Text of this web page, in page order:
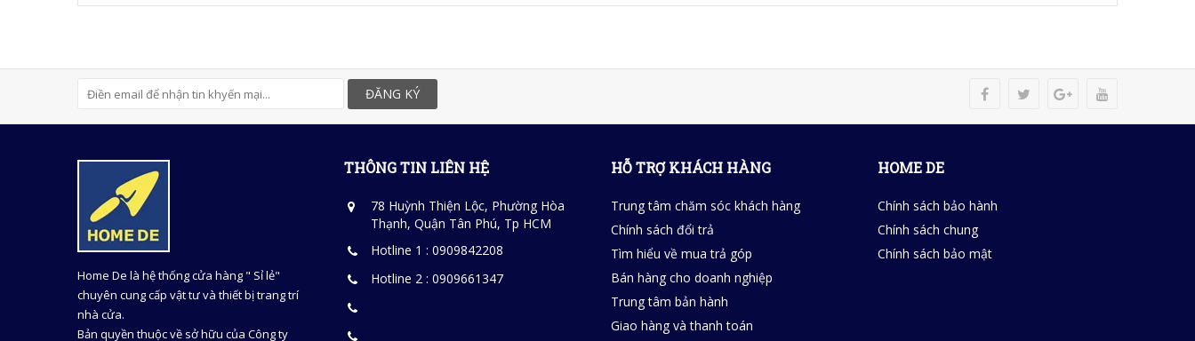
ĐĂNG KÝ
Home De là hệ thống cửa hàng " Sỉ lẻ"
chuyên cung cấp vật tư và thiết bị trang trí
nhà cửa.
Bản quyền thuộc về sở hữu của Công ty
THÔNG TIN LIÊN HỆ
78 Huỳnh Thiện Lộc, Phường Hòa
Thạnh, Quận Tân Phú, Tp HCM
Hotline 1 : 0909842208
Hotline 2 : 0909661347
HỖ TRỢ KHÁCH HÀNG
Trung tâm chăm sóc khách hàng
Chính sách đổi trả
Tìm hiểu về mua trả góp
Bán hàng cho doanh nghiệp
Trung tâm bản hành
Giao hàng và thanh toán
HOME DE
Chính sách bảo hành
Chính sách chung
Chính sách bảo mật